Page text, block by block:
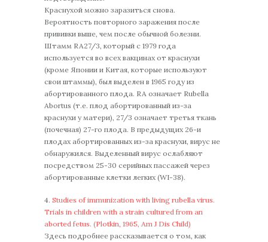
Краснухой можно заразиться снова.
Вероятность повторного заражения после
прививки выше, чем после обычной болезни.
Штамм RA27/3, который с 1979 года
используется во всех вакцинах от краснухи
(кроме Японии и Китая, которые используют
свои штаммы), был выделен в 1965 году из
абортированного плода. RA означает Rubella
Abortus (т.е. плод абортированный из-за
краснухи у матери), 27/3 означает третья ткань
(почечная) 27-го плода. В предыдущих 26-и
плодах абортированных из-за краснухи, вирус не
обнаружился. Выделенный вирус ослабляют
посредством 25-30 серийных пассажей через
абортированные клетки легких (WI-38).
4. Studies of immunization with living rubella virus.
Trials in children with a strain cultured from an
aborted fetus. (Plotkin, 1965, Am J Dis Child)
Здесь подробнее рассказывается о том, как